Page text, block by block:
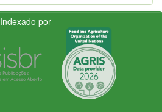
Indexado por